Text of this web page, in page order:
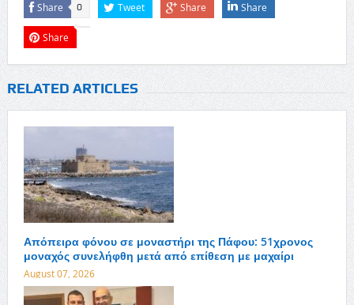
Share 0 Tweet Share Share
Share
RELATED ARTICLES
Απόπειρα φόνου σε μοναστήρι της Πάφου: 51χρονος
μοναχός συνελήφθη μετά από επίθεση με μαχαίρι
August 07, 2026